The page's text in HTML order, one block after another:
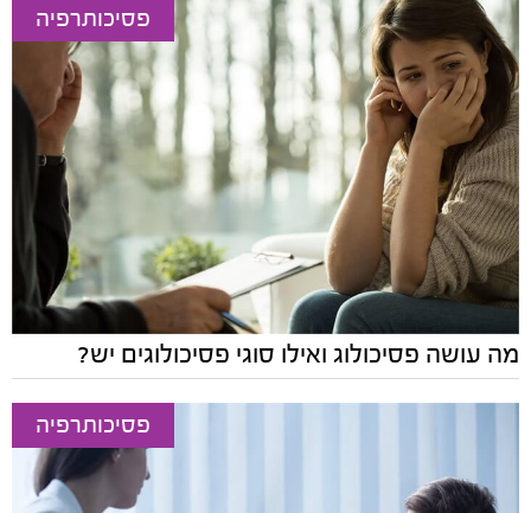
פסיכותרפיה
מה עושה פסיכולוג ואילו סוגי פסיכולוגים יש?
פסיכותרפיה